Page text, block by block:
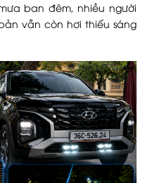
ban đêm, nhiều người
vẫn còn hơi thiếu sáng